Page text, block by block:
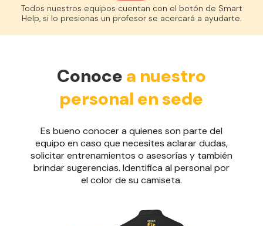
Todos nuestros equipos cuentan con el botón de Smart
Help, si lo presionas un profesor se acercará a ayudarte.
Conoce a nuestro
personal en sede
Es bueno conocer a quienes son parte del
equipo en caso que necesites aclarar dudas,
solicitar entrenamientos o asesorías y también
brindar sugerencias. Identifica al personal por
el color de su camiseta.